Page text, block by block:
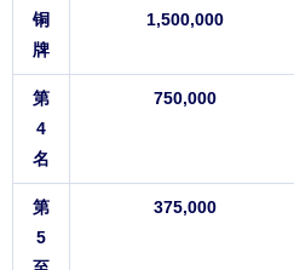
铜
牌
1,500,000
第
4
名
750,000
第
5
375,000